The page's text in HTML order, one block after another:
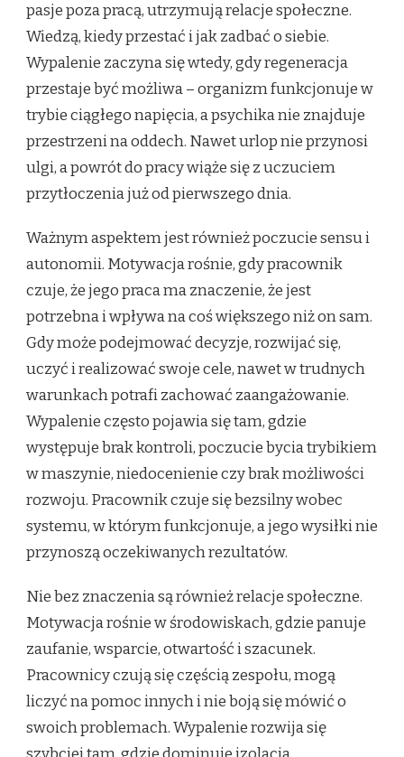
pasje poza pracą, utrzymują relacje społeczne.
Wiedzą, kiedy przestać i jak zadbać o siebie.
Wypalenie zaczyna się wtedy, gdy regeneracja
przestaje być możliwa – organizm funkcjonuje w
trybie ciągłego napięcia, a psychika nie znajduje
przestrzeni na oddech. Nawet urlop nie przynosi
ulgi, a powrót do pracy wiąże się z uczuciem
przytłoczenia już od pierwszego dnia.
Ważnym aspektem jest również poczucie sensu i
autonomii. Motywacja rośnie, gdy pracownik
czuje, że jego praca ma znaczenie, że jest
potrzebna i wpływa na coś większego niż on sam.
Gdy może podejmować decyzje, rozwijać się,
uczyć i realizować swoje cele, nawet w trudnych
warunkach potrafi zachować zaangażowanie.
Wypalenie często pojawia się tam, gdzie
występuje brak kontroli, poczucie bycia trybikiem
w maszynie, niedocenienie czy brak możliwości
rozwoju. Pracownik czuje się bezsilny wobec
systemu, w którym funkcjonuje, a jego wysiłki nie
przynoszą oczekiwanych rezultatów.
Nie bez znaczenia są również relacje społeczne.
Motywacja rośnie w środowiskach, gdzie panuje
zaufanie, wsparcie, otwartość i szacunek.
Pracownicy czują się częścią zespołu, mogą
liczyć na pomoc innych i nie boją się mówić o
swoich problemach. Wypalenie rozwija się